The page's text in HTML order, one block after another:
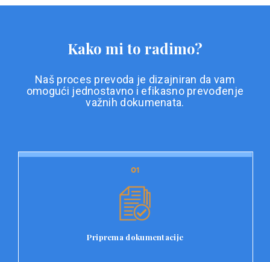
Kako mi to radimo?
Naš proces prevoda je dizajniran da vam
omogući jednostavno i efikasno prevođenje
važnih dokumenata.
01
Priprema dokumentacije
01
Prvi korak u našem procesu prevoda je priprema
dokumentacije. Korisnici jednostavno učitavaju svoje
dokumenta, kao i specifične zahtjeve za prevod.